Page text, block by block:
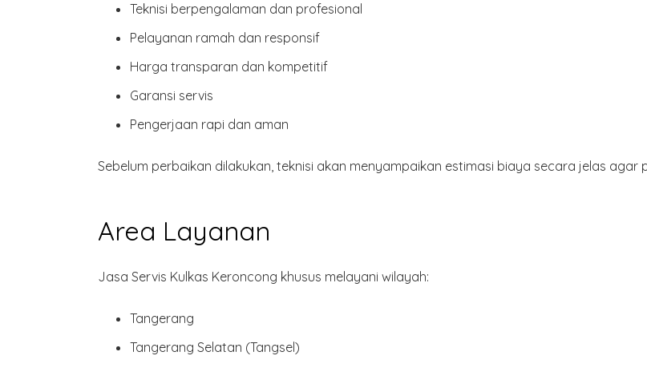
Teknisi berpengalaman dan profesional
Pelayanan ramah dan responsif
Harga transparan dan kompetitif
Garansi servis
Pengerjaan rapi dan aman
Sebelum perbaikan dilakukan, teknisi akan menyampaikan estimasi biaya secara jelas
Area Layanan
Jasa Servis Kulkas Keroncong khusus melayani wilayah:
Tangerang
Tangerang Selatan (Tangsel)